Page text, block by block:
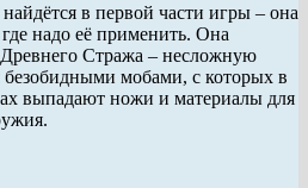
в первой части игры – она
надо её применить. Она
Древнего Стража – несложную
мобами, с которых в
выпадают ножи и материалы для